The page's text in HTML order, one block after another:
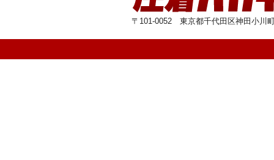
〒101-0052 東京都千代田区神田小川